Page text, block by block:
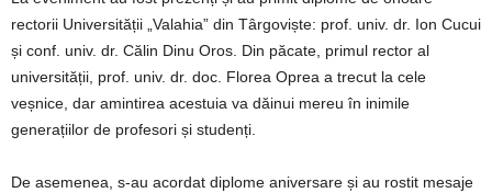
rectorii Universității „Valahia” din Târgoviște: prof. univ. dr. Ion Cucui
și conf. univ. dr. Călin Dinu Oros. Din păcate, primul rector al
universității, prof. univ. dr. doc. Florea Oprea a trecut la cele
veșnice, dar amintirea acestuia va dăinui mereu în inimile
generațiilor de profesori și studenți.
De asemenea, s-au acordat diplome aniversare și au rostit mesaje